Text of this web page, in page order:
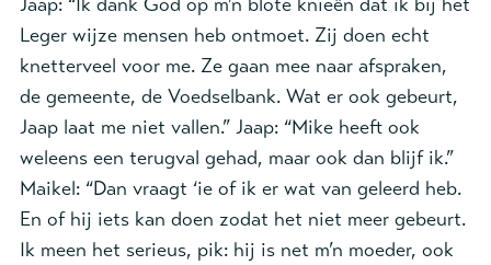
Leger wijze mensen heb ontmoet. Zij doen echt
knetterveel voor me. Ze gaan mee naar afspraken,
de gemeente, de Voedselbank. Wat er ook gebeurt,
Jaap laat me niet vallen.” Jaap: “Mike heeft ook
weleens een terugval gehad, maar ook dan blijf ik.”
Maikel: “Dan vraagt ‘ie of ik er wat van geleerd heb.
En of hij iets kan doen zodat het niet meer gebeurt.
Ik meen het serieus, pik: hij is net m’n moeder, ook